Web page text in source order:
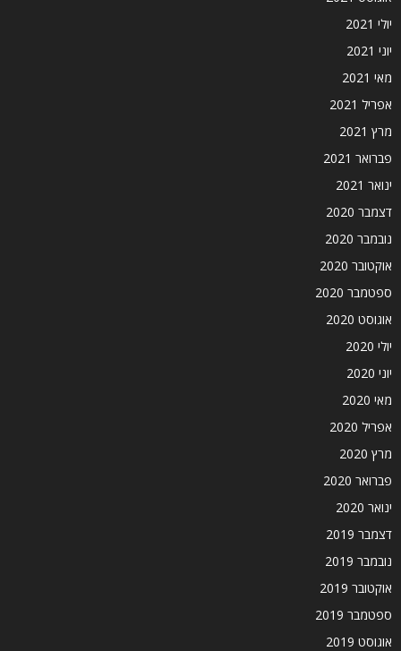
יולי 2021
יוני 2021
מאי 2021
אפריל 2021
מרץ 2021
פברואר 2021
ינואר 2021
דצמבר 2020
נובמבר 2020
אוקטובר 2020
ספטמבר 2020
אוגוסט 2020
יולי 2020
יוני 2020
מאי 2020
אפריל 2020
מרץ 2020
פברואר 2020
ינואר 2020
דצמבר 2019
נובמבר 2019
אוקטובר 2019
ספטמבר 2019
אוגוסט 2019